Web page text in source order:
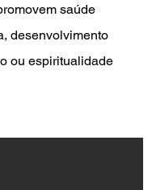
saúde
desenvolvimento
ou espiritualidade